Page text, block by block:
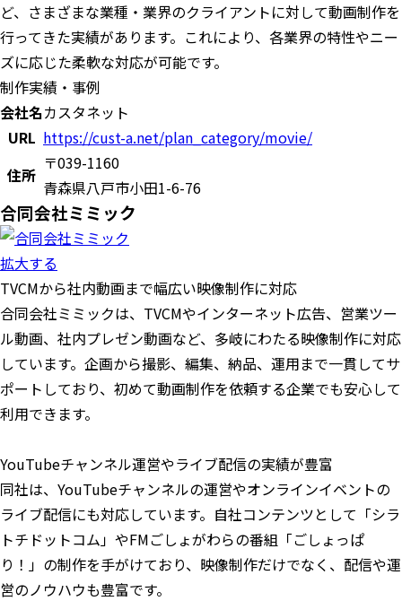
ど、さまざまな業種・業界のクライアントに対して動画制作を
行ってきた実績があります。これにより、各業界の特性やニー
ズに応じた柔軟な対応が可能です。
制作実績・事例
会社名カスタネット
URL https://cust-a.net/plan_category/movie/
住所
〒039-1160
青森県八戸市小田1-6-76
合同会社ミミック
拡大する
TVCMから社内動画まで幅広い映像制作に対応
合同会社ミミックは、TVCMやインターネット広告、営業ツー
ル動画、社内プレゼン動画など、多岐にわたる映像制作に対応
しています。企画から撮影、編集、納品、運用まで一貫してサ
ポートしており、初めて動画制作を依頼する企業でも安心して
利用できます。
YouTubeチャンネル運営やライブ配信の実績が豊富
同社は、YouTubeチャンネルの運営やオンラインイベントの
ライブ配信にも対応しています。自社コンテンツとして「シラ
トチドットコム」やFMごしょがわらの番組「ごしょっぱ
り！」の制作を手がけており、映像制作だけでなく、配信や運
営のノウハウも豊富です。